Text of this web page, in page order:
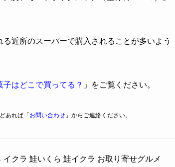
近所のスーパーで購入されることが多いよう
子はどこで買ってる？ 」をご覧ください。
あれば「 お問い合わせ 」からご連絡ください。
クラ 鮭いくら 鮭イクラ お取り寄せグルメ